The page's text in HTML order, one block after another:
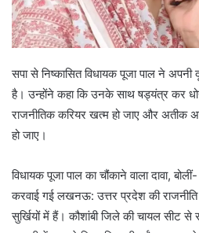
सपा से निष्कासित विधायक पूजा पाल ने अपनी
है। उन्होंने कहा कि उनके साथ षड्यंत्र कर
राजनीतिक करियर खत्म हो जाए और
हो जाए।
विधायक पूजा पाल का चौंकाने वाला दावा,
करवाई गई लखनऊ: उत्तर प्रदेश की राजनीति
सुर्खियों में हैं। कौशांबी जिले की चायल सीट से